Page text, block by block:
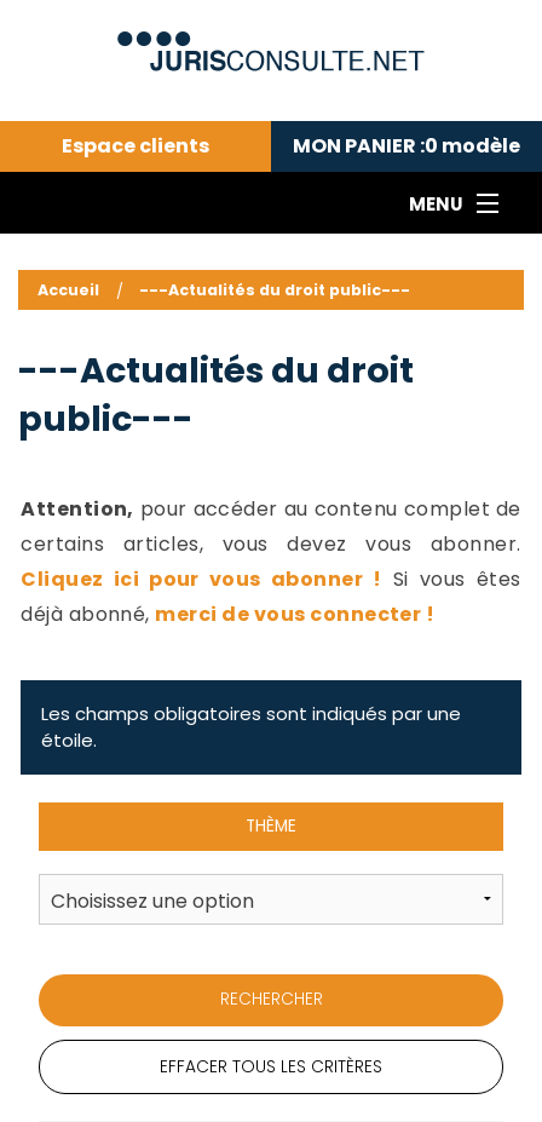
Espace clients MON PANIER :0 modèle
MENU
---Actualités du droit public---
Droit pénal---
Droit privé ---
Abonnement aux actualités
Accueil ---Actualités du droit public---
---Actualités du droit
public---
Attention, pour accéder au contenu complet de
certains articles, vous devez vous abonner.
Cliquez ici pour vous abonner ! Si vous êtes
déjà abonné, merci de vous connecter !
Les champs obligatoires sont indiqués par une
étoile.
THÈME
EFFACER TOUS LES CRITÈRES